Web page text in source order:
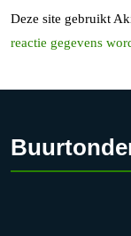
Deze site gebruikt
reactie gegevens